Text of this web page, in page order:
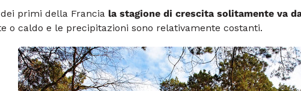
primi della Francia la stagione di crescita solitamente va
o caldo e le precipitazioni sono relativamente costanti.